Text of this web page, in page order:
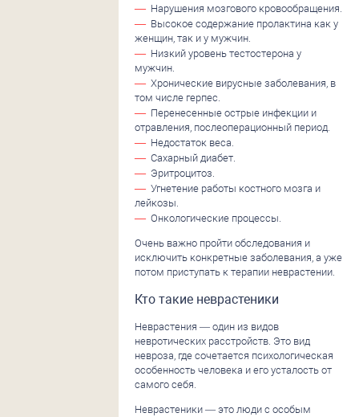
Нарушения мозгового кровообращения.
Высокое содержание пролактина как у
женщин, так и у мужчин.
Низкий уровень тестостерона у
мужчин.
Хронические вирусные заболевания, в
том числе герпес.
Перенесенные острые инфекции и
отравления, послеоперационный период.
Недостаток веса.
Сахарный диабет.
Эритроцитоз.
Угнетение работы костного мозга и
лейкозы.
Онкологические процессы.
Очень важно пройти обследования и
исключить конкретные заболевания, а уже
потом приступать к терапии неврастении.
Кто такие неврастеники
Неврастения — один из видов
невротических расстройств. Это вид
невроза, где сочетается психологическая
особенность человека и его усталость от
самого себя.
Неврастеники — это люди с особым